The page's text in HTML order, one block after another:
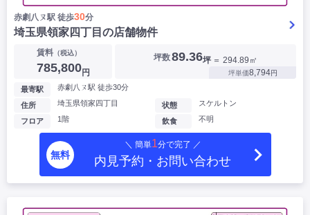
赤劇八ㄡ駅 徒歩30分
埼玉県領家四丁目の店舗物件
賃料（税込）
785,800円
坪数89.36坪 ＝ 294.89㎡
坪単価8,794円
最寄駅 赤劇八ㄡ駅 徒歩30分
住所 埼玉県領家四丁目
フロア 1階
状態 スケルトン
飲食 不明
無料
＼ 簡単1分で完了 ／
内見予約・お問い合わせ